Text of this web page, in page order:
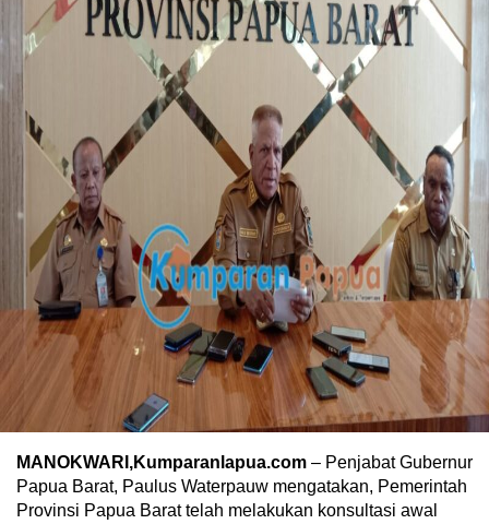
MANOKWARI,Kumparanlapua.com – Penjabat Gubernur
Papua Barat, Paulus Waterpauw mengatakan, Pemerintah
Provinsi Papua Barat telah melakukan konsultasi awal